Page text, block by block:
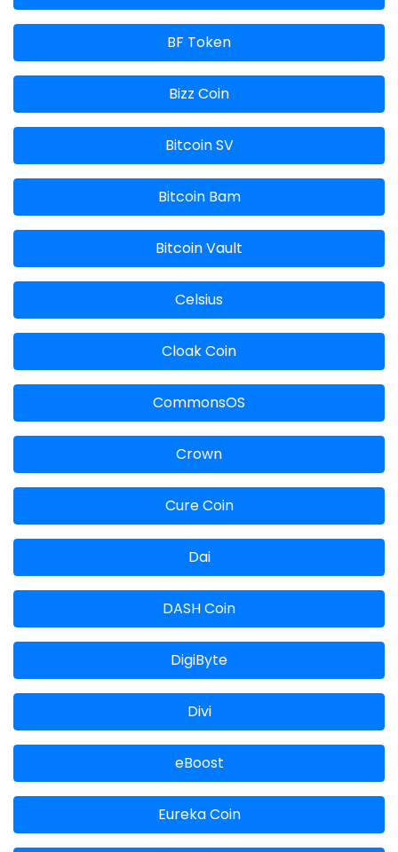
BF Token
Bizz Coin
Bitcoin SV
Bitcoin Bam
Bitcoin Vault
Celsius
Cloak Coin
CommonsOS
Crown
Cure Coin
Dai
DASH Coin
DigiByte
Divi
eBoost
Eureka Coin